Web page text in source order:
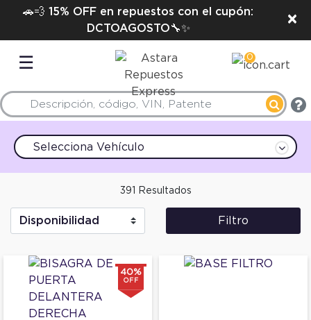
🚗💨 15% OFF en repuestos con el cupón:
DCTOAGOSTO🔧✨
×
☰ 0
Selecciona Vehículo
391 Resultados
Filtro
40%
OFF